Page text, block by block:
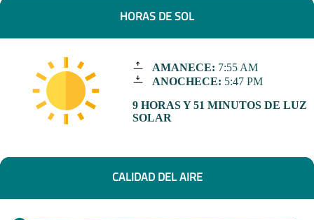
HORAS DE SOL
AMANECE: 7:55 AM
ANOCHECE: 5:47 PM
9 HORAS Y 51 MINUTOS DE LUZ
SOLAR
CALIDAD DEL AIRE